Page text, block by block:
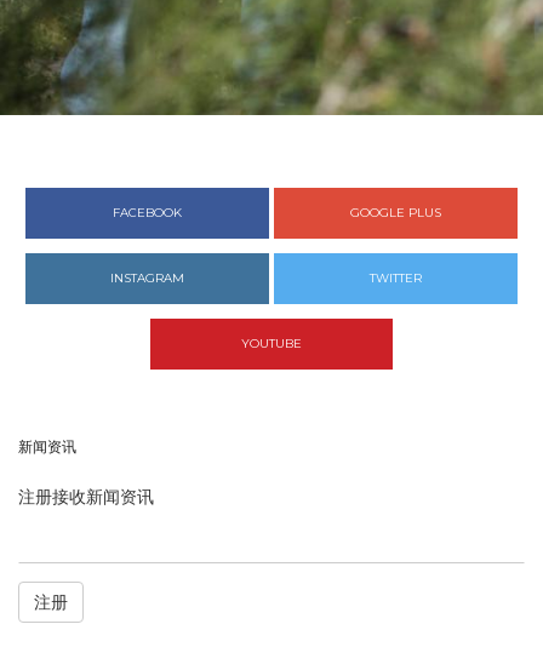
FACEBOOK GOOGLE PLUS
INSTAGRAM TWITTER
YOUTUBE
新闻资讯
注册接收新闻资讯
注册